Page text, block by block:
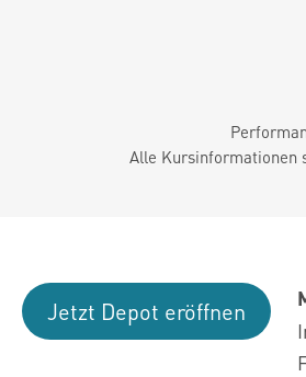
Alle Kursinformationen
Jetzt Depot eröffnen